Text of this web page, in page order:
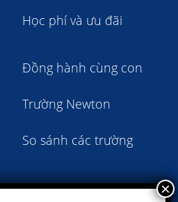
Học phí và ưu đãi
Đồng hành cùng con
Trường Newton
So sánh các trường